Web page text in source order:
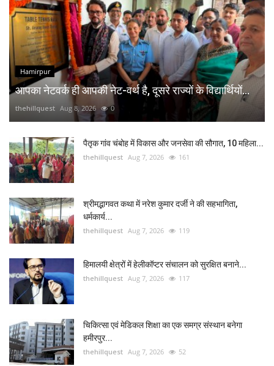
Hamirpur
आपका नेटवर्क ही आपकी नेट-वर्थ है, दूसरे राज्यों के विद्यार्थियों...
thehillquest Aug 8, 2026 0
पैतृक गांव चंबोह में विकास और जनसेवा की सौगात, 10 महिला...
thehillquest Aug 7, 2026 161
श्रीमद्भागवत कथा में नरेश कुमार दर्जी ने की सहभागिता,
धर्मकार्य...
thehillquest Aug 7, 2026 119
हिमालयी क्षेत्रों में हेलीकॉप्टर संचालन को सुरक्षित बनाने...
thehillquest Aug 7, 2026 117
चिकित्सा एवं मेडिकल शिक्षा का एक समग्र संस्थान बनेगा
हमीरपुर...
thehillquest Aug 7, 2026 52